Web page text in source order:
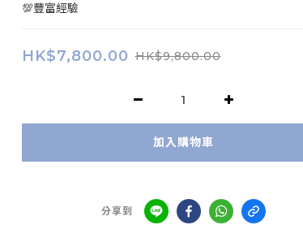
💯豐富經驗
HK$7,800.00 HK$9,800.00
加入購物車
分享到